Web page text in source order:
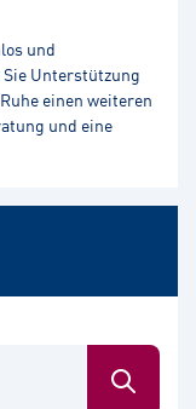
und
Unterstützung
einen weiteren
und eine